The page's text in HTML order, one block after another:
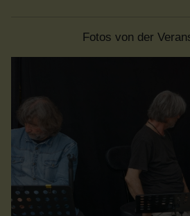
Fotos von der